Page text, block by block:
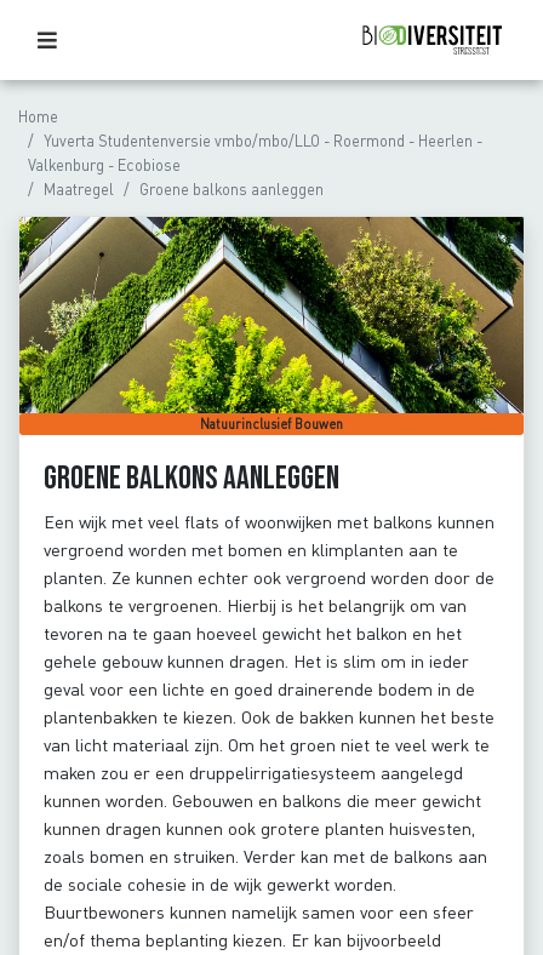
Home
Yuverta Studentenversie vmbo/mbo/LLO - Roermond - Heerlen -
Valkenburg - Ecobiose
Maatregel
Groene balkons aanleggen
Natuurinclusief Bouwen
Groene balkons aanleggen
Een wijk met veel flats of woonwijken met balkons kunnen
vergroend worden met bomen en klimplanten aan te
planten. Ze kunnen echter ook vergroend worden door de
balkons te vergroenen. Hierbij is het belangrijk om van
tevoren na te gaan hoeveel gewicht het balkon en het
gehele gebouw kunnen dragen. Het is slim om in ieder
geval voor een lichte en goed drainerende bodem in de
plantenbakken te kiezen. Ook de bakken kunnen het beste
van licht materiaal zijn. Om het groen niet te veel werk te
maken zou er een druppelirrigatiesysteem aangelegd
kunnen worden. Gebouwen en balkons die meer gewicht
kunnen dragen kunnen ook grotere planten huisvesten,
zoals bomen en struiken. Verder kan met de balkons aan
de sociale cohesie in de wijk gewerkt worden.
Buurtbewoners kunnen namelijk samen voor een sfeer
en/of thema beplanting kiezen. Er kan bijvoorbeeld